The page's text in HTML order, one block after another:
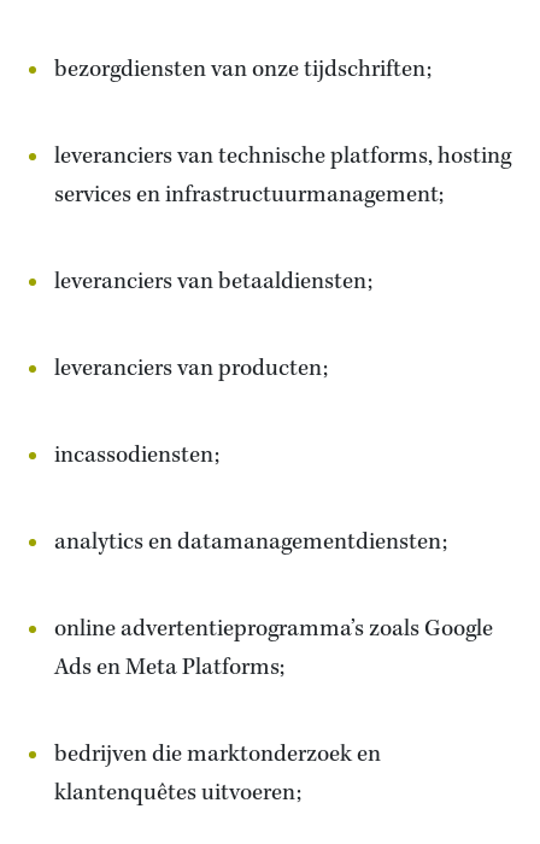
bezorgdiensten van onze tijdschriften;
leveranciers van technische platforms, hosting
services en infrastructuurmanagement;
leveranciers van betaaldiensten;
leveranciers van producten;
incassodiensten;
analytics en datamanagementdiensten;
online advertentieprogramma’s zoals Google
Ads en Meta Platforms;
bedrijven die marktonderzoek en
klantenquêtes uitvoeren;